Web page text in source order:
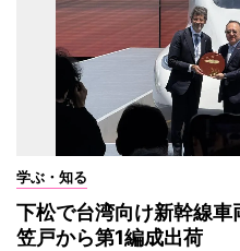
学ぶ・知る
下松で台湾向け新幹線
笠戸から第1編成出荷